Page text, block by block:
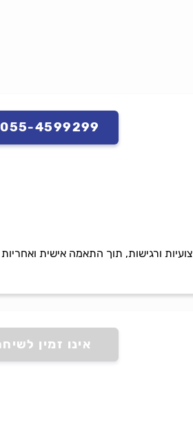
055-4599299
ורגישות, תוך התאמה אישית
אינו זמין